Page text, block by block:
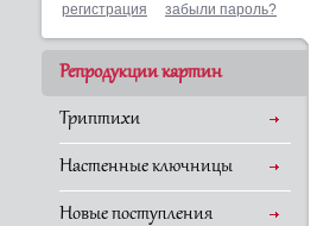
регистрация забыли пароль?
Репродукции картин
Триптихи
Настенные ключницы
Новые поступления